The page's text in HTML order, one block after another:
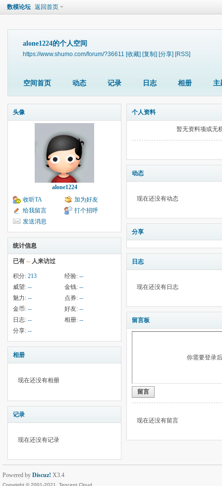
数模论坛 返回首页
alone1224的个人空间
https://www.shumo.com/forum/?36611 [收藏] [复制] [分享] [RSS]
空间首页 动态 记录 日志 相册 主
头像
alone1224
收听TA
加为好友
给我留言
打个招呼
发送消息
统计信息
已有 -- 人来访过
积分: 213 经验: --
威望: -- 金钱: --
魅力: -- 点券: --
金币: -- 好友: --
日志: -- 相册: --
分享: --
相册
现在还没有相册
记录
现在还没有记录
个人资料
暂无资料项或无
动态
现在还没有动态
分享
日志
现在还没有日志
留言板
你需要登录
留言
现在还没有留言
Powered by Discuz! X3.4
Copyright © 2001-2021, Tencent Cloud.